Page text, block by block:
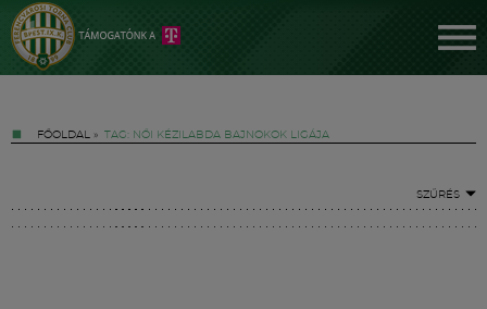
FŐOLDAL » TAG: NŐI KÉZILABDA BAJNOKOK LIGÁJA
SZŰRÉS